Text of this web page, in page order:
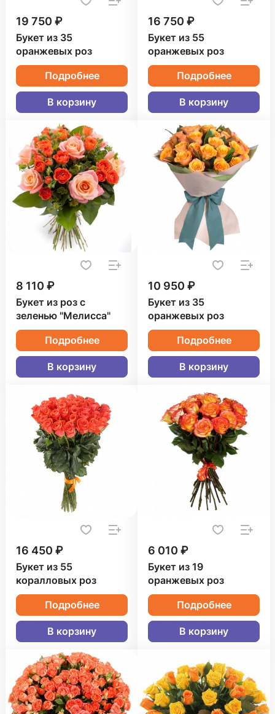
19 750 ₽
Букет из 35
оранжевых роз
Подробнее
В корзину
16 750 ₽
Букет из 55
оранжевых роз
Подробнее
В корзину
8 110 ₽
Букет из роз с
зеленью "Мелисса"
Подробнее
В корзину
10 950 ₽
Букет из 35
оранжевых роз
Подробнее
В корзину
16 450 ₽
Букет из 55
коралловых роз
Подробнее
В корзину
6 010 ₽
Букет из 19
оранжевых роз
Подробнее
В корзину